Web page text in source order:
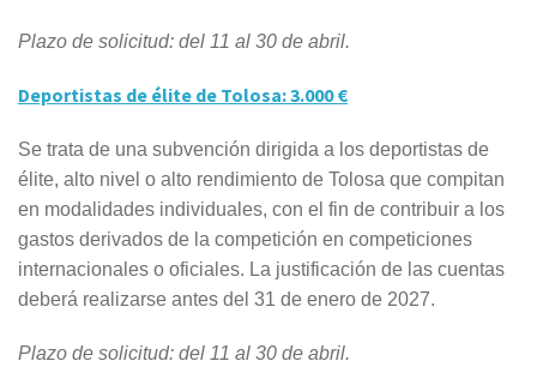
Plazo de solicitud: del 11 al 30 de abril.
Deportistas de élite de Tolosa: 3.000 €
Se trata de una subvención dirigida a los deportistas de
élite, alto nivel o alto rendimiento de Tolosa que compitan
en modalidades individuales, con el fin de contribuir a los
gastos derivados de la competición en competiciones
internacionales o oficiales. La justificación de las cuentas
deberá realizarse antes del 31 de enero de 2027.
Plazo de solicitud: del 11 al 30 de abril.